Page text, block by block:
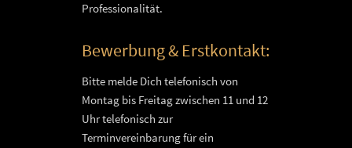
Professionalität.
Bewerbung & Erstkontakt:
Bitte melde Dich telefonisch von
Montag bis Freitag zwischen 11 und 12
Uhr telefonisch zur
Terminvereinbarung für ein